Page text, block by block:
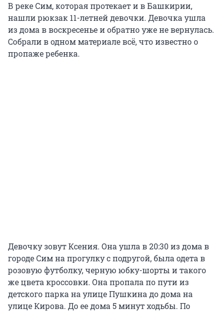
В реке Сим, которая протекает и в Башкирии,
нашли рюкзак 11-летней девочки. Девочка ушла
из дома в воскресенье и обратно уже не вернулась.
Собрали в одном материале всё, что известно о
пропаже ребенка.
Девочку зовут Ксения. Она ушла в 20:30 из дома в
городе Сим на прогулку с подругой, была одета в
розовую футболку, черную юбку-шорты и такого
же цвета кроссовки. Она пропала по пути из
детского парка на улице Пушкина до дома на
улице Кирова. До ее дома 5 минут ходьбы. По